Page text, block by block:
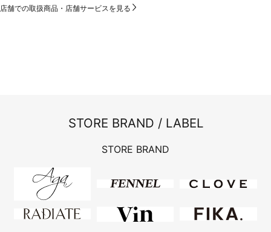
店舗での取扱商品・店舗サービスを見る
STORE BRAND / LABEL
STORE BRAND